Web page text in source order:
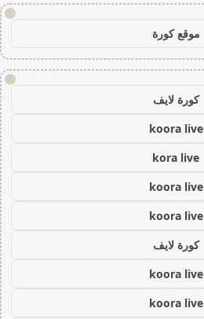
!
موقع كورة
!
كورة لايف
koora live
kora live
koora live
koora live
كورة لايف
koora live
koora live